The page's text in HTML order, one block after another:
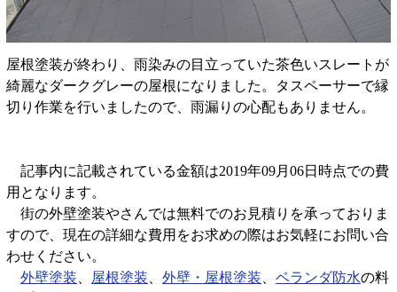
屋根塗装が終わり、雨染みの目立っていた茶色いスレートが
綺麗なダークグレーの屋根になりました。タスペーサーで縁
切り作業を行いましたので、雨漏りの心配もありません。
記事内に記載されている金額は2019年09月06日時点での費
用となります。
街の外壁塗装やさんでは無料でのお見積りを承っておりま
すので、現在の詳細な費用をお求めの際はお気軽にお問い合
わせください。
外壁塗装
屋根塗装 外壁・屋根塗装 ベランダ防水の料